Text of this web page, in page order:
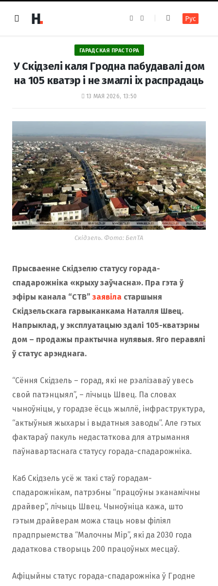
e
b
o
o
k
t
a
r
a
m
Рус
ГАРАДСКАЯ ПРАСТОРА
У Скідзелі каля Гродна пабудавалі дом
на 105 кватэр і не змаглі іх распрадаць
13 МАЯ 2026, 13:50
Скідзель. Фота: БелТА
Прысваенне Скідзелю статусу горада-
спадарожніка «крыху заўчасна». Пра гэта ў
эфіры канала “СТВ”заявіла старшыня
Скідзельскага гарвыканкама Наталля Швец.
Напрыклад, у эксплуатацыю здалі 105-кватэрны
дом – продажы практычна нулявыя. Яго перавялі
ў статус арэнднага.
“Сёння Скідзель – горад, які не рэалізаваў увесь
свой патэнцыял”, – лічыць Швец. Па словах
чыноўніцы, у горадзе ёсць жыллё, інфраструктура,
“актыўныя жыхары і выдатныя заводы”. Але гэтых
фактараў пакуль недастаткова для атрымання
паўнавартаснага статусу горада-спадарожніка.
Каб Скідзель усё ж такі стаў горадам-
спадарожнікам, патрэбны “працоўны эканамічны
драйвер”, лічыць Швец. Чыноўніца кажа, што
гэтым драйверам можа стаць новы філіял
прадпрыемства “Малочны Мір”, які да 2030 года
дадаткова створыць 200 працоўных месцаў.
Афіцыйны статус горада-спадарожніка ў Гродне